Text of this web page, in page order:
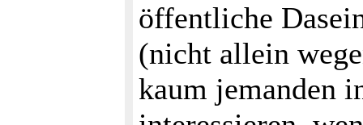
öffentliche
(nicht allein
kaum jemanden